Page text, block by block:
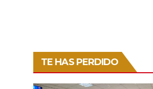
TE HAS PERDIDO